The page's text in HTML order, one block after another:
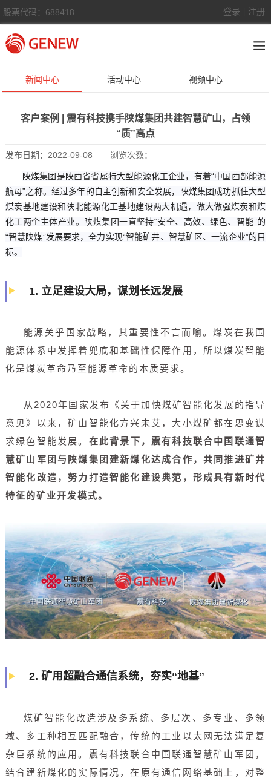
股票代码：688418 登录 注册
新闻中心 活动中心 视频中心
客户案例 | 震有科技携手陕煤集团共建智慧矿山，占领
“质”高点
发布日期： 2022-09-08 浏览次数：
陕煤集团是陕西省省属特大型能源化工企业，有着“中国西部能源
航母”之称。经过多年的自主创新和安全发展，陕煤集团成功抓住大型
煤炭基地建设和陕北能源化工基地建设两大机遇，做大做强煤炭和煤
化工两个主体产业。陕煤集团一直坚持“安全、高效、绿色、智能”的
“智慧陕煤”发展要求，全力实现“智能矿井、智慧矿区、一流企业”的目
标。
1. 立足建设大局，谋划长远发展
能源关乎国家战略，其重要性不言而喻。煤炭在我国
能源体系中发挥着兜底和基础性保障作用，所以煤炭智能
化是煤炭革命乃至能源革命的本质要求。
从2020年国家发布《关于加快煤矿智能化发展的指导
意见》以来，矿山智能化方兴未艾，大小煤矿都在思变谋
求绿色智能发展。 在此背景下，震有科技联合中国联通智
慧矿山军团与陕煤集团建新煤化达成合作，共同推进矿井
智能化改造，努力打造智能化建设典范，形成具有新时代
特征的矿业开发模式。
2. 矿用超融合通信系统，夯实“地基”
煤矿智能化改造涉及多系统、多层次、多专业、多领
域、多工种相互匹配融合，传统的工业以太网无法满足复
杂巨系统的应用。震有科技联合中国联通智慧矿山军团，
结合建新煤化的实际情况，在原有通信网络基础上，对整